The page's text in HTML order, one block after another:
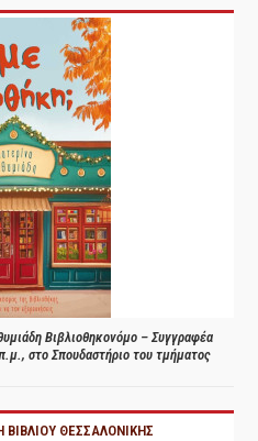
Βιβλιοθηκονόμο – Συγγραφέα
στο Σπουδαστήριο του τμήματος
ΘΕΣΣΑΛΟΝΙΚΗΣ